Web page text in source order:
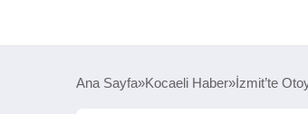
Ana Sayfa Kocaeli Haber İzmit’te